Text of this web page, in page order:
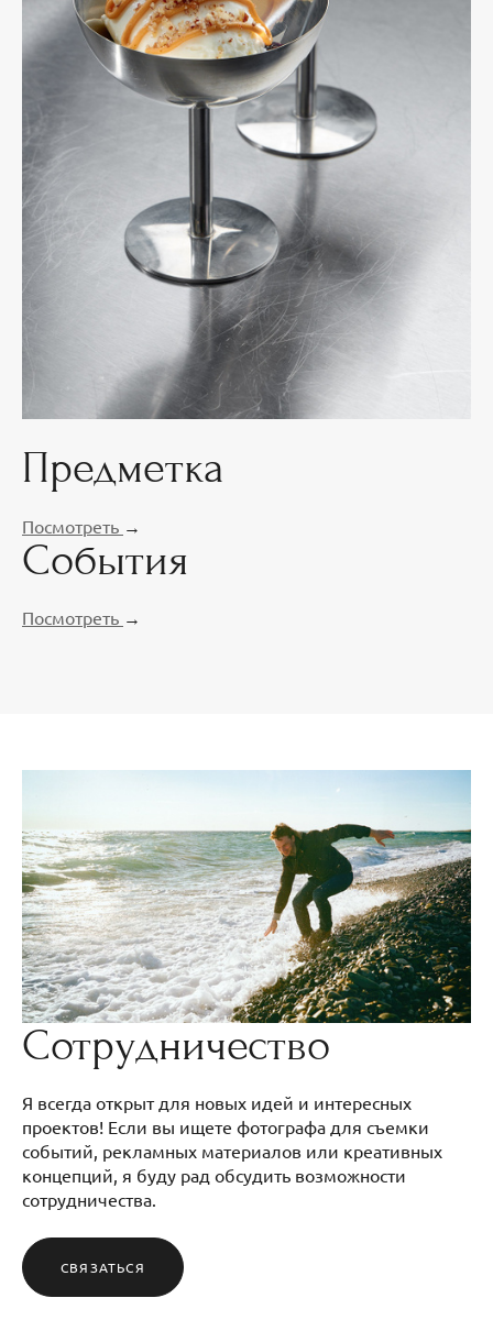
Предметка
Посмотреть →
События
Посмотреть →
Сотрудничество
Я всегда открыт для новых идей и интересных
проектов! Если вы ищете фотографа для съемки
событий, рекламных материалов или креативных
концепций, я буду рад обсудить возможности
сотрудничества.
СВЯЗАТЬСЯ